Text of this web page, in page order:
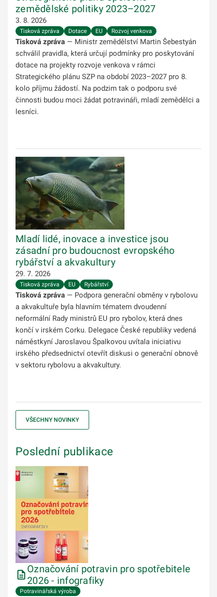
zemědělské politiky 2023–2027
3. 8. 2026
Tisková zpráva Dotace EU Rozvoj venkova
Tisková zpráva — Ministr zemědělství Martin Šebestyán
schválil pravidla, která určují podmínky pro poskytování
dotace na projekty rozvoje venkova v rámci
Strategického plánu SZP na období 2023–2027 pro 8.
kolo příjmu žádostí. Na podzim tak o podporu své
činnosti budou moci žádat potravináři, mladí zemědělci a
lesníci.
Mladí lidé, inovace a investice jsou
zásadní pro budoucnost evropského
rybářství a akvakultury
29. 7. 2026
Tisková zpráva EU Rybářství
Tisková zpráva — Podpora generační obměny v rybolovu
a akvakultuře byla hlavním tématem dvoudenní
neformální Rady ministrů EU pro rybolov, která dnes
končí v irském Corku. Delegace České republiky vedená
náměstkyní Jaroslavou Špalkovou uvítala iniciativu
irského předsednictví otevřít diskusi o generační obnově
v sektoru rybolovu a akvakultury.
VŠECHNY NOVINKY
Poslední publikace
Označování potravin pro spotřebitele
2026 - infografiky
Potravinářská výroba